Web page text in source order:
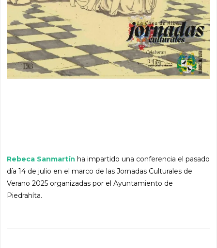
Rebeca Sanmartín ha impartido una conferencia el pasado
día 14 de julio en el marco de las Jornadas Culturales de
Verano 2025 organizadas por el Ayuntamiento de
Piedrahíta.